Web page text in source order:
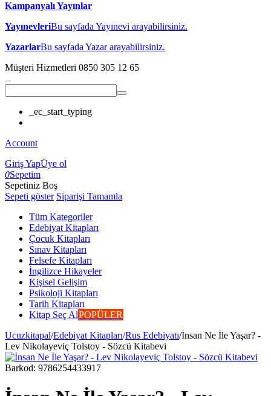
Kampanyalı Yayınlar
YayınevleriBu sayfada Yayınevi arayabilirsiniz.
YazarlarBu sayfada Yazar arayabilirsiniz.
Müşteri Hizmetleri 0850 305 12 65
_ec_start_typing
Account
Giriş YapÜye ol
0Sepetim
Sepetiniz Boş
Sepeti göster Siparişi Tamamla
Tüm Kategoriler
Edebiyat Kitapları
Çocuk Kitapları
Sınav Kitapları
Felsefe Kitapları
İngilizce Hikayeler
Kişisel Gelişim
Psikoloji Kitapları
Tarih Kitapları
Kitap Seç AlPOPÜLER
Ucuzkitapal/Edebiyat Kitapları/Rus Edebiyatı/İnsan Ne İle Yaşar? -
Lev Nikolayeviç Tolstoy - Sözcü Kitabevi
Barkod: 9786254433917